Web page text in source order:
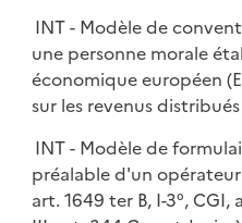
INT - Modèle de
une personne morale
économique européen
sur les revenus
INT - Modèle de
préalable d'un
art. 1649 ter B, I-3°, CGI,